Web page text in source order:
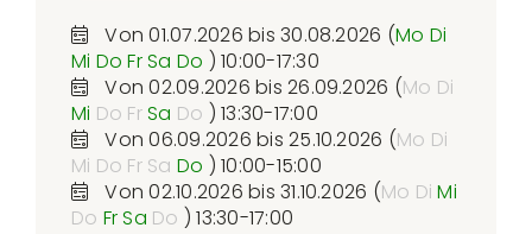
Von 01.07.2026 bis 30.08.2026 (Mo Di
Mi DoFrSa Do ) 10:00-17:30
Von 02.09.2026 bis 26.09.2026 (Mo Di
Mi Do FrSa Do ) 13:30-17:00
Von 06.09.2026 bis 25.10.2026 (Mo Di
Mi Do Fr Sa Do ) 10:00-15:00
Von 02.10.2026 bis 31.10.2026 (Mo DiMi
Do FrSa Do ) 13:30-17:00